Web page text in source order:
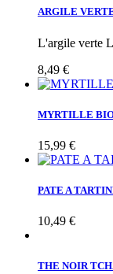
ARGILE
L'argile verte
8,49 €
MYRTILLE
15,99 €
PATE A
10,49 €
THE NOIR